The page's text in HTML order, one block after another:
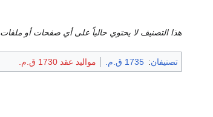
هذا التصنيف لا يحتوي حالياً على أي صفحات أو ملفات.
تصنيفان: 1735 ق.م. مواليد عقد 1730 ق.م.